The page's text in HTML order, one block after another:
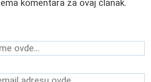
komentara za ovaj članak.